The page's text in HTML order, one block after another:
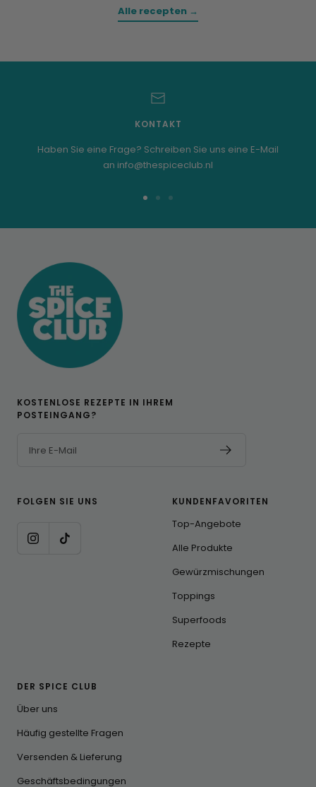
Alle recepten →
KONTAKT
Haben Sie eine Frage? Schreiben Sie uns eine E-Mail
an info@thespiceclub.nl
KOSTENLOSE REZEPTE IN IHREM
POSTEINGANG?
Ihre E-Mail
FOLGEN SIE UNS KUNDENFAVORITEN
Top-Angebote
Alle Produkte
Gewürzmischungen
Toppings
Superfoods
Rezepte
DER SPICE CLUB
Über uns
Häufig gestellte Fragen
Versenden & Lieferung
Geschäftsbedingungen